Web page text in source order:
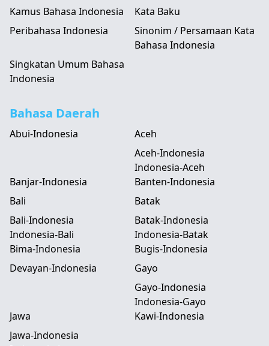
Kamus Bahasa Indonesia
Kata Baku
Peribahasa Indonesia
Sinonim / Persamaan Kata
Bahasa Indonesia
Singkatan Umum Bahasa
Indonesia
Bahasa Daerah
Abui-Indonesia
Aceh
Aceh-Indonesia
Indonesia-Aceh
Banjar-Indonesia
Banten-Indonesia
Bali
Bali-Indonesia
Indonesia-Bali
Batak
Batak-Indonesia
Indonesia-Batak
Bima-Indonesia
Bugis-Indonesia
Devayan-Indonesia
Gayo
Gayo-Indonesia
Indonesia-Gayo
Jawa
Jawa-Indonesia
Kawi-Indonesia